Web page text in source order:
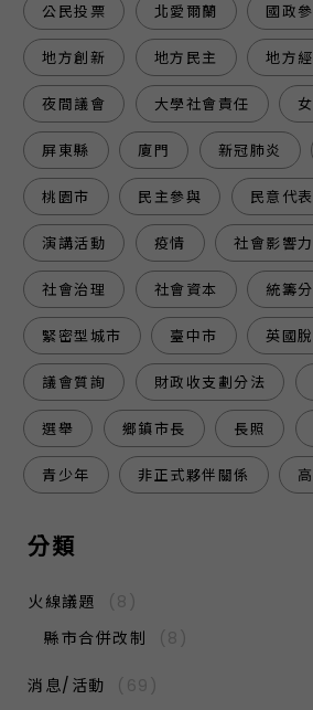
公民投票 北愛爾蘭 國政
地方創新 地方民主 地方
夜間議會 大學社會責任
屏東縣 廈門 新冠肺炎
桃園市 民主參與 民意代表
演講活動 疫情 社會影響
社會治理 社會資本 統籌
緊密型城市 臺中市 英國
議會質詢 財政收支劃分法
選舉 鄉鎮市長 長照
青少年 非正式夥伴關係
分類
火線議題
(8)
縣市合併改制
(8)
消息/活動
(69)